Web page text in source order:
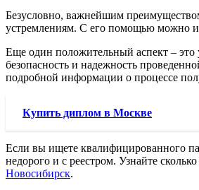
Безусловно, важнейшим
устремлениям. С его помощью можно
Еще один положительный аспект – это
безопасность и надежность
подробной информации о процессе
Купить диплом в Москве
Если вы ищете квалифицированного
недорого и с реестром. Узнайте
Новосибирск.